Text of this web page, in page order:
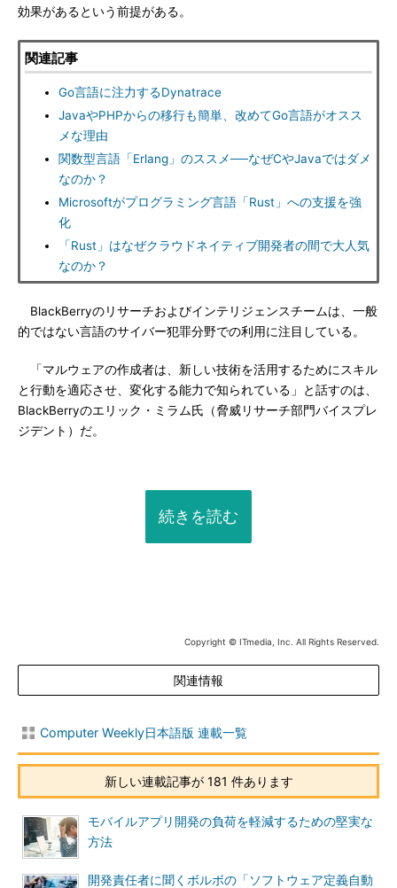
効果があるという前提がある。
関連記事
Go言語に注力するDynatrace
JavaやPHPからの移行も簡単、改めてGo言語がオスス
メな理由
関数型言語「Erlang」のススメ──なぜCやJavaではダメ
なのか？
Microsoftがプログラミング言語「Rust」への支援を強
化
「Rust」はなぜクラウドネイティブ開発者の間で大人気
なのか？
BlackBerryのリサーチおよびインテリジェンスチームは、一般
的ではない言語のサイバー犯罪分野での利用に注目している。
「マルウェアの作成者は、新しい技術を活用するためにスキル
と行動を適応させ、変化する能力で知られている」と話すのは、
BlackBerryのエリック・ミラム氏（脅威リサーチ部門バイスプレ
ジデント）だ。
続きを読む
Copyright © ITmedia, Inc. All Rights Reserved.
関連情報
Computer Weekly日本語版 連載一覧
新しい連載記事が 181 件あります
モバイルアプリ開発の負荷を軽減するための堅実な
方法
開発責任者に聞くボルボの「ソフトウェア定義自動